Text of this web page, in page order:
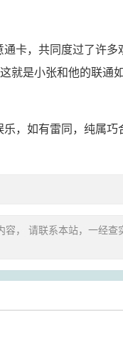
卡，共同度过了许多
就是小张和他的联通
，如有雷同，纯属巧
， 请联系本站，一经查